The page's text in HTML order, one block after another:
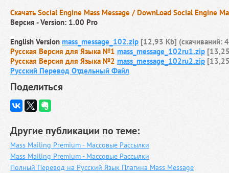
Скачать Social Engine Mass Message / DownLoad Social Engine
Версия - Version: 1.00 Pro
English Version mass_message_102.zip [12,93 Kb] (cкачиваний:
Русская Версия для Языка №1 mass_message_102ru1.zip
Русская Версия для Языка №2 mass_message_102ru2.zip
Русский Перевод Отдельный Файл
Поделиться
Другие публикации по теме:
Mass Mailing Premium - Массовые Рассылки
Mass Mailing Premium - Массовые Рассылки
Полный Перевод на Русский Язык Плагина Mass Message